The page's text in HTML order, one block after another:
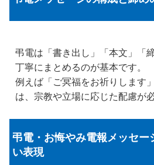
弔電は「書き出し」「本文」「
丁寧にまとめるのが基本です。
例えば「ご冥福をお祈りします
は、宗教や立場に応じた配慮が
弔電・お悔やみ電報メッセー
い表現